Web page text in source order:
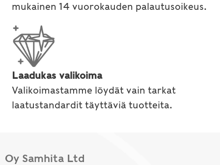
mukainen 14 vuorokauden palautusoikeus.
Laadukas valikoima
Valikoimastamme löydät vain tarkat
laatustandardit täyttäviä tuotteita.
Oy Samhita Ltd